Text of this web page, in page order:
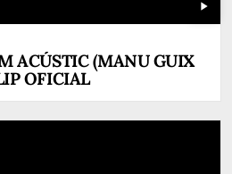
play_arrow
ACÚSTIC (MANU GUIX
OFICIAL